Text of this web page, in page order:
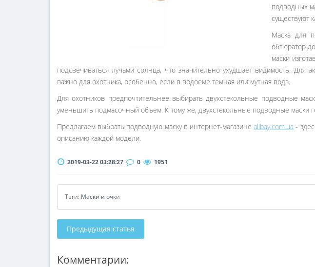
подводных
существуют
Маска для
обтюратор
маски
подсвечиваться лучами солнца, что значительно ухудшает видимость.
важно для охотника, особенно, если в водоеме темная или мутная вода.
Для охотников предпочтительнее выбирать двухстекольные подводные
уменьшить подмасочный объем. К тому же, двухстекольные подводные
Предлагаем выбрать подводную маску в интернет-магазинеallbay.com.ua -
описанию каждой модели.
2019-03-22 03:28:27 0 1951
Теги: Маски и очки
Предыдущая статья
Комментарии: